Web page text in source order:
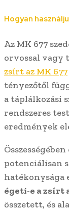
Hogyan
Az MK 677
orvossal vagy
zsírt az MK 677
tényezőtől
a táplálkozási
rendszeres
eredmények
potenciálisan
hatékonysága
égeti-e a zsírt
összetett, és